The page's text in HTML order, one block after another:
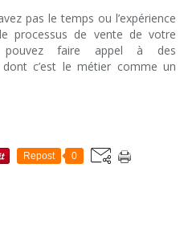
pas le temps ou l’expérience
processus de vente de votre
faire appel à des
c’est le métier comme un
Repost 0